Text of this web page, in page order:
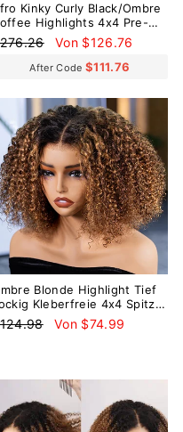
Kinky Curly Black/Ombre
Highlights 4x4 Pre-
& Transparent
Wear Go Glueless Wig
Sonderpreis
Von $126.76
After Code $111.76
Blonde Highlight Tief
Kleberfreie 4x4 Spitze
Bereit Zu Gehen
Sonderpreis
Von $74.99